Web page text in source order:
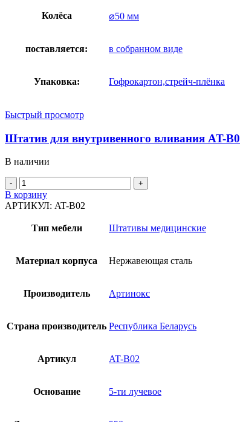
Колёса ⌀50 мм
поставляется: в собранном виде
Упаковка: Гофрокартон,стрейч-плёнка
Быстрый просмотр
Штатив для внутривенного вливания AT-
В наличии
В корзину
АРТИКУЛ: AT-B02
Тип мебели Штативы медицинские
Материал корпуса Нержавеющая сталь
Производитель Артинокс
Страна производитель Республика Беларусь
Артикул AT-B02
Основание 5-ти лучевое